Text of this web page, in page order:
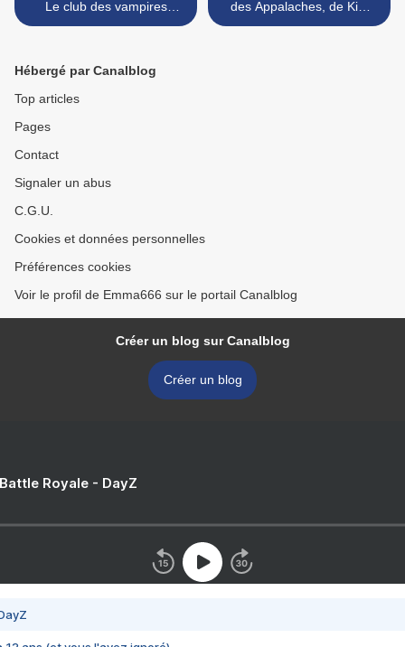
Le club des vampires
tricoteurs 2, de Nancy
des Appalaches, de Kim
Michele Richardson >
Hébergé par Canalblog
Top articles
Pages
Contact
Signaler un abus
C.G.U.
Cookies et données personnelles
Préférences cookies
Voir le profil de Emma666 sur le portail Canalblog
Créer un blog sur Canalblog
Créer un blog
Royale - DayZ